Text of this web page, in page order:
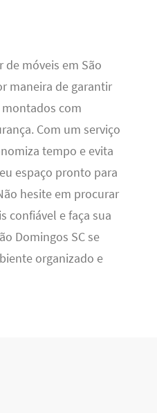
móveis em São
maneira de garantir
montados com
Com um serviço
tempo e evita
espaço pronto para
hesite em procurar
confiável e faça sua
Domingos SC se
organizado e